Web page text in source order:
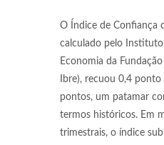
O Índice de Confiança
calculado pelo
Economia da
Ibre), recuou 0,4
pontos, um patamar
termos históricos. Em
trimestrais, o índice